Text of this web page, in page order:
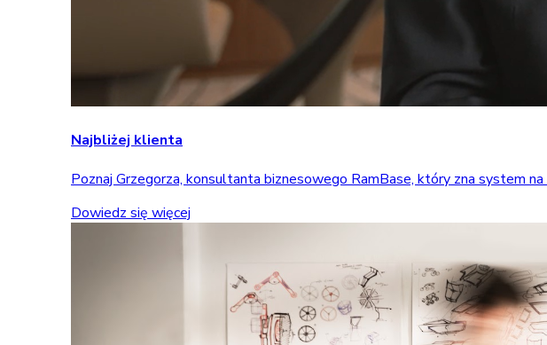
Najbliżej klienta
Poznaj Grzegorza, konsultanta biznesowego RamBase, który zna system
Dowiedz się więcej